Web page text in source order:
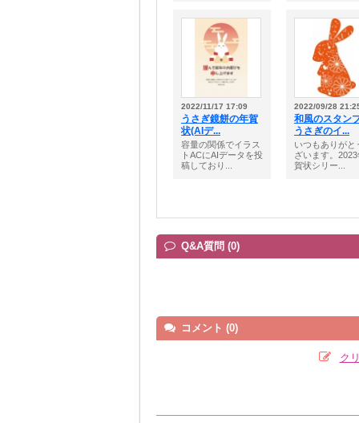
2022/11/17 17:09
うさぎ鏡餅の年賀
状(AIデ...
容量の関係でイラス
トACにAIデータを投
稿しており...
2022/09/28
和風のスタン
うさぎのイ...
いつもありがと
ざいます。
賀状シリー...
Q&A質問 (0)
コメント (0)
ク